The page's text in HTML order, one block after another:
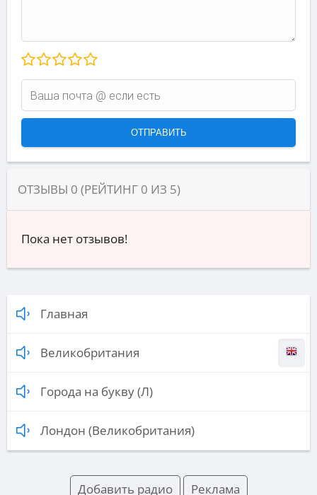
ОТЗЫВЫ 0 (РЕЙТИНГ 0 ИЗ 5)
Пока нет отзывов!
Главная
Великобритания
Города на букву (Л)
Лондон (Великобритания)
Добавить радио Реклама